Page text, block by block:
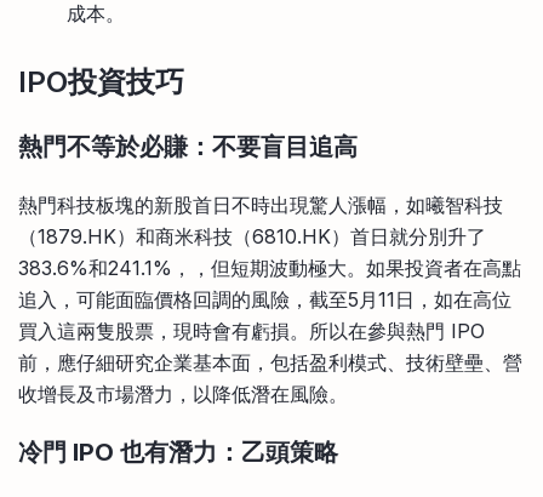
成本。
IPO投資技巧
熱門不等於必賺：不要盲目追高
熱門科技板塊的新股首日不時出現驚人漲幅，如曦智科技
（1879.HK）和商米科技（6810.HK）首日就分別升了
383.6%和241.1%，，但短期波動極大。如果投資者在高點
追入，可能面臨價格回調的風險，截至5月11日，如在高位
買入這兩隻股票，現時會有虧損。所以在參與熱門 IPO
前，應仔細研究企業基本面，包括盈利模式、技術壁壘、營
收增長及市場潛力，以降低潛在風險。
冷門 IPO 也有潛力：乙頭策略